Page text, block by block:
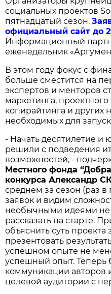
социальных проектов
пятнадцатый сезон.
официальный сайт до
Информационный
еженедельник
В этом году фокус с
больше сместится на
экспертов и менторов
маркетинга,
копирайтинга и других
необходимых для
- Начать десятилетие
решили с подведения
возможностей, -
Местного фонда
конкурса Александр
среднем за сезон (раз в
заявок и видим
необычными идеями не
рассказать на старте.
объяснить суть проекта
презентовать
успешном опыте не
успешный опыт. Теперь
коммуникации авторов
целевой аудитории с